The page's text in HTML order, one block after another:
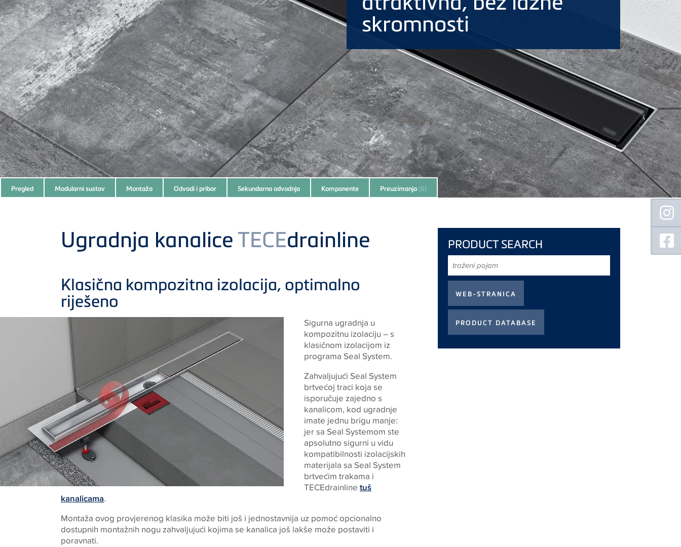
skromnosti
Subnavigation
of
Pregled Modularni sustav Montaža Odvodi i pribor Sekundarna odvodnja Komponente Preuzimanja (6)
Ugradnja kanaliceTECEdrainline
Klasična kompozitna izolacija, optimalno
riješeno
Sigurna ugradnja u
kompozitnu izolaciju – s
klasičnom izolacijom iz
programa Seal System.
Zahvaljujući Seal System
brtvećoj traci koja se
isporučuje zajedno s
kanalicom, kod ugradnje
imate jednu brigu manje:
jer sa Seal Systemom ste
apsolutno sigurni u vidu
kompatibilnosti izolacijskih
materijala sa Seal System
brtvećim trakama i
TECEdrainline tuš
kanalicama.
Montaža ovog provjerenog klasika može biti još i jednostavnija uz pomoć opcionalno
dostupnih montažnih nogu zahvaljujući kojima se kanalica još lakše može postaviti i
poravnati.
PRODUCT SEARCH
pojam
Floating